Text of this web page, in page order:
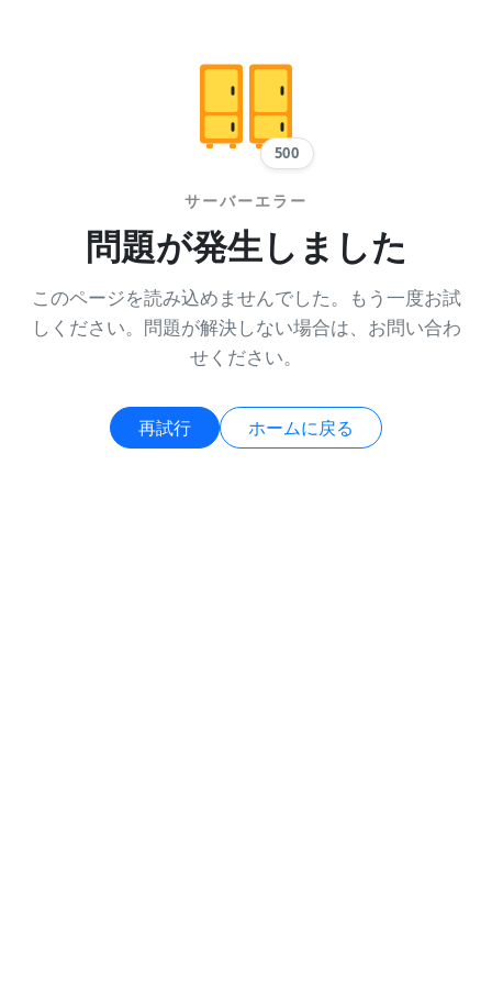
500
サーバーエラー
問題が発生しました
このページを読み込めませんでした。もう一度お試
しください。問題が解決しない場合は、お問い合わ
せください。
再試行 ホームに戻る